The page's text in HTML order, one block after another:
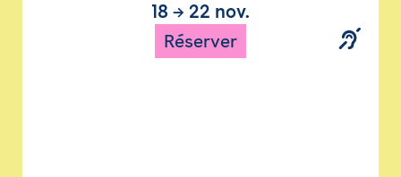
18 → 22 nov.
Réserver